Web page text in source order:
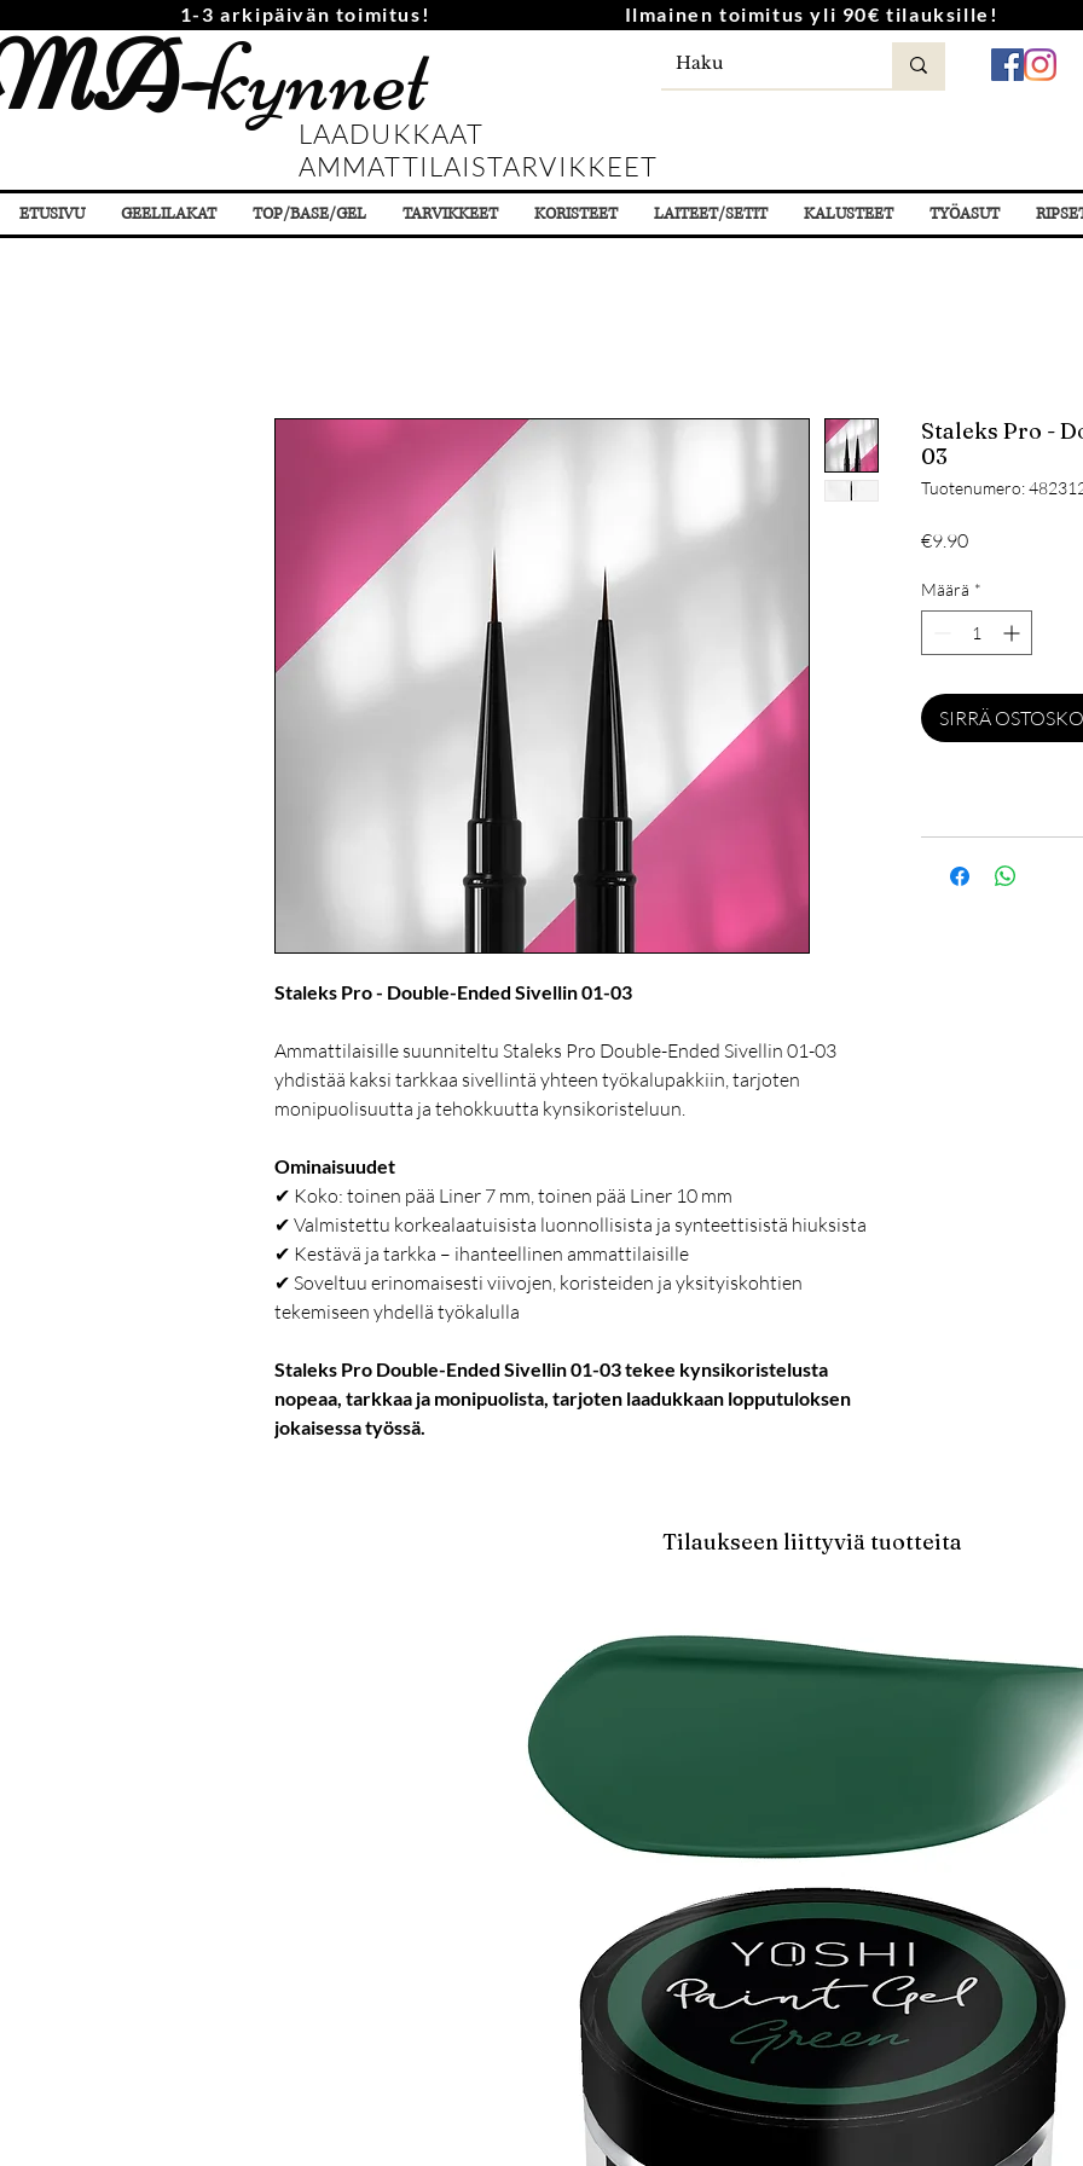
1-3 arkipäivän toimitus! Ilmainen toimitus yli 90€ tilauksille!
kynnet
LAADUKKAAT
AMMATTILAISTARVIKKEET
ETUSIVU GEELILAKAT TOP/BASE/GEL TARVIKKEET KORISTEET LAITEET/SETIT KALUSTEET TYÖASUT
Staleks Pro - Double-Ended Sivellin 01-03
Ammattilaisille suunniteltu Staleks Pro Double-Ended Sivellin 01-03
yhdistää kaksi tarkkaa sivellintä yhteen työkalupakkiin, tarjoten
monipuolisuutta ja tehokkuutta kynsikoristeluun.
Ominaisuudet
✔ Koko: toinen pää Liner 7 mm, toinen pää Liner 10 mm
✔ Valmistettu korkealaatuisista luonnollisista ja synteettisistä hiuksista
✔ Kestävä ja tarkka – ihanteellinen ammattilaisille
✔ Soveltuu erinomaisesti viivojen, koristeiden ja yksityiskohtien
tekemiseen yhdellä työkalulla
Staleks Pro Double-Ended Sivellin 01-03 tekee kynsikoristelusta
nopeaa, tarkkaa ja monipuolista, tarjoten laadukkaan lopputuloksen
jokaisessa työssä.
Staleks Pro -
03
Tuotenumero:
€9.90Hinta
Määrä *
SIRRÄ
Tilaukseen liittyviä tuotteita